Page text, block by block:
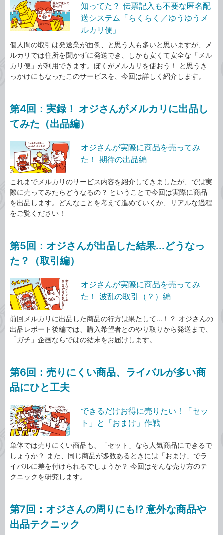
知ってた？ 伝票記入も不要な匿名配
送システム「らくらく／ゆうゆうメ
ルカリ便」
個人間の取引は発送業が面倒、と思う人も多いと思いますが、メ
ルカリでは住所を聞かずに発送でき、しかも安くて安全な「メル
カリ便」が利用できます。ぼくがメルカリを使おう！ と思うき
っかけにもなったこのサービスを、今回は詳しく紹介します。
第4回：実録！ オジさんがメルカリに出品し
てみた（出品編）
オジさんが実際に商品を売ってみ
た！ 期待の出品編
これまでメルカリのサービス内容を紹介してきましたが、では実
際に売ってみたらどうなるの？ ということで今回は実際に商品
を出品します。どんなことを考えて進めていくか、リアルな過程
をご覧ください！
第5回：オジさんが出品した結果...どうなっ
た？（取引編）
オジさんが実際に商品を売ってみ
た！ 波乱の取引（？）編
前回メルカリに出品した商品の行方は果たして...！？ オジさんの
出品レポート後編では、購入希望者とのやり取りから発送まで、
「ガチ」企画ならではの結末をお届けします。
第6回：売りにくい商品、ライバルが多い商
品にひと工夫
できるだけお得に売りたい！「セッ
ト」と「おまけ」作戦
単体では売りにくい商品も、「セット」なら人気商品にできるで
しょうか？ また、同じ商品が多数あるときには「おまけ」でラ
イバルに差を付けられるでしょうか？ 今回はそんな売り方のテ
クニックを研究します。
第7回：オジさんの周りにも!? 意外な商品や
出品テクニック